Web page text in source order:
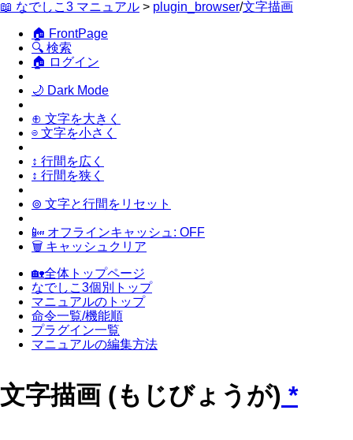
📖 なでしこ3 マニュアル > plugin_browser/文字描画
🏠 FrontPage
🔍 検索
🏠 ログイン
🌙 Dark Mode
⊕ 文字を大きく
⊖ 文字を小さく
↕ 行間を広く
↕ 行間を狭く
⊚ 文字と行間をリセット
📴 オフラインキャッシュ: OFF
🗑 キャッシュクリア
🏡全体トップページ
なでしこ3個別トップ
マニュアルのトップ
命令一覧/機能順
プラグイン一覧
マニュアルの編集方法
文字描画 (もじびょうが) *